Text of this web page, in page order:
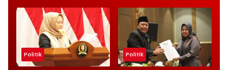
Politik Politik